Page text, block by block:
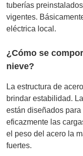
tuberías
vigentes.
eléctrica local.
¿Cómo se
nieve?
La estructura de
brindar estabilidad.
están diseñados
eficazmente las
el peso del acero la
fuertes.